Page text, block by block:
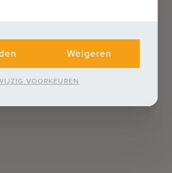
Weigeren
VOORKEUREN